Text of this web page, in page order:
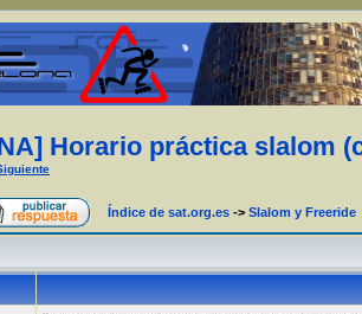
Horario práctica slalom
Índice de sat.org.es -> Slalom y Freeride